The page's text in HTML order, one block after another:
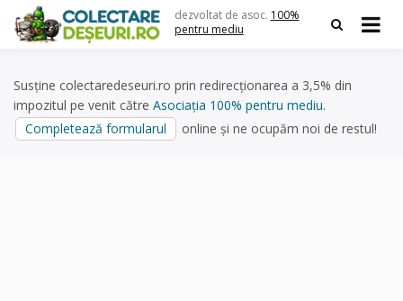
content
dezvoltat de asoc. 100%
pentru mediu
Susține colectaredeseuri.ro prin redirecționarea a 3,5% din
impozitul pe venit către Asociația 100% pentru mediu.
Completează formularul
online și ne ocupăm noi de restul!